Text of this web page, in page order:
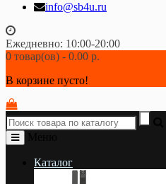
info@sb4u.ru
Ежедневно: 10:00-20:00
0 товар(ов) - 0.00 р.
В корзине пусто!
Каталог